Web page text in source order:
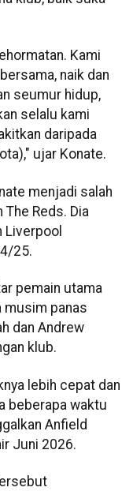
Kami
naik dan
seumur hidup,
selalu kami
daripada
ujar Konate.
menjadi salah
Reds. Dia
Liverpool
25.
pemain utama
musim panas
dan Andrew
klub.
lebih cepat dan
beberapa waktu
Anfield
Juni 2026.